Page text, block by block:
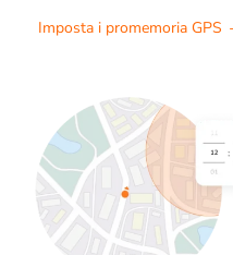
Imposta i promemoria GPS